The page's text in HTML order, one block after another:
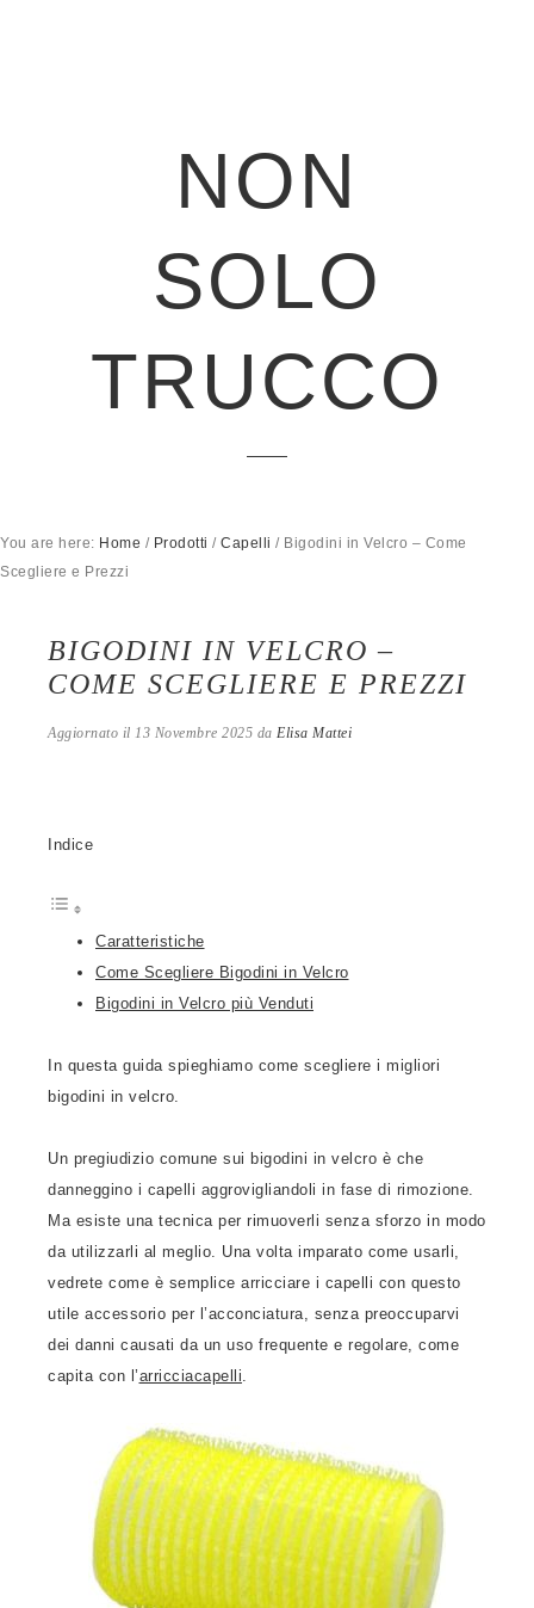
NON
SOLO
TRUCCO
You are here: Home / Prodotti / Capelli /Bigodini in Velcro – Come
Scegliere e Prezzi
BIGODINI IN VELCRO –
COME SCEGLIERE E PREZZI
Aggiornato il 13 Novembre 2025 da Elisa Mattei
Indice
Caratteristiche
Come Scegliere Bigodini in Velcro
Bigodini in Velcro più Venduti
In questa guida spieghiamo come scegliere i migliori
bigodini in velcro.
Un pregiudizio comune sui bigodini in velcro è che
danneggino i capelli aggrovigliandoli in fase di rimozione.
Ma esiste una tecnica per rimuoverli senza sforzo in modo
da utilizzarli al meglio. Una volta imparato come usarli,
vedrete come è semplice arricciare i capelli con questo
utile accessorio per l’acconciatura, senza preoccuparvi
dei danni causati da un uso frequente e regolare, come
capita con l’arricciacapelli.